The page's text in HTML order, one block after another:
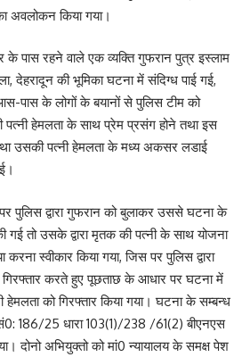
अवलोकन किया गया।
पास रहने वाले एक व्यक्ति गुफरान पुत्र इस्लाम
देहरादून की भूमिका घटना में संदिग्ध पाई गई,
पास के लोगों के बयानों से पुलिस टीम को
हेमलता के साथ प्रेम प्रसंग होने तथा इस
उसकी पत्नी हेमलता के मध्य अकसर लडाई
पुलिस द्वारा गुफरान को बुलाकर उससे घटना के
तो उसके द्वारा मृतक की पत्नी के साथ योजना
स्वीकार किया गया, जिस पर पुलिस द्वारा
करते हुए पूछताछ के आधार पर घटना में
को गिरफ्तार किया गया। घटना के सम्बन्ध
186/25 धारा 103(1)/238 /61(2) बीएनएस
दोनो अभियुक्तो को मां0 न्यायालय के समक्ष पेश